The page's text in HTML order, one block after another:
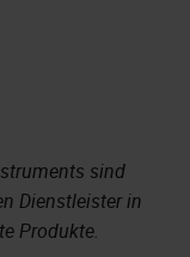
sind
Dienstleister in
Produkte.